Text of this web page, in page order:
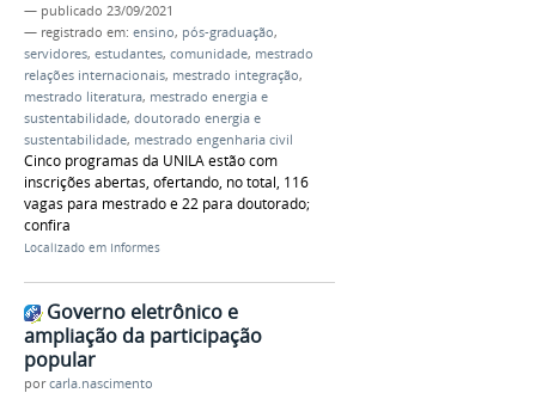
— publicado 23/09/2021
— registrado em: ensino, pós-graduação,
servidores, estudantes, comunidade, mestrado
relações internacionais, mestrado integração,
mestrado literatura, mestrado energia e
sustentabilidade, doutorado energia e
sustentabilidade, mestrado engenharia civil
Cinco programas da UNILA estão com
inscrições abertas, ofertando, no total, 116
vagas para mestrado e 22 para doutorado;
confira
Localizado em Informes
Governo eletrônico e
ampliação da participação
popular
porcarla.nascimento